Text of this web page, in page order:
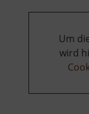
Um
wird